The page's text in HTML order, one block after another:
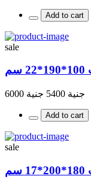
Add to cart
sale
جنية 5400 جنية 6000
Add to cart
sale